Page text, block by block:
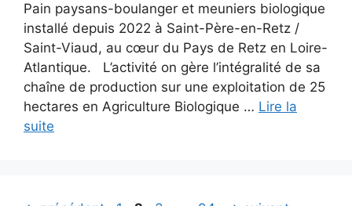
Pain paysans-boulanger et meuniers biologique
installé depuis 2022 à Saint-Père-en-Retz /
Saint-Viaud, au cœur du Pays de Retz en Loire-
Atlantique. L’activité on gère l’intégralité de sa
chaîne de production sur une exploitation de 25
hectares en Agriculture Biologique … Lire la
suite